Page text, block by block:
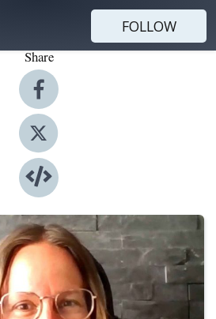
FOLLOW
Share